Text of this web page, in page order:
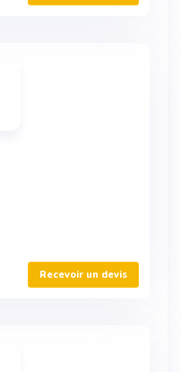
Recevoir un devis